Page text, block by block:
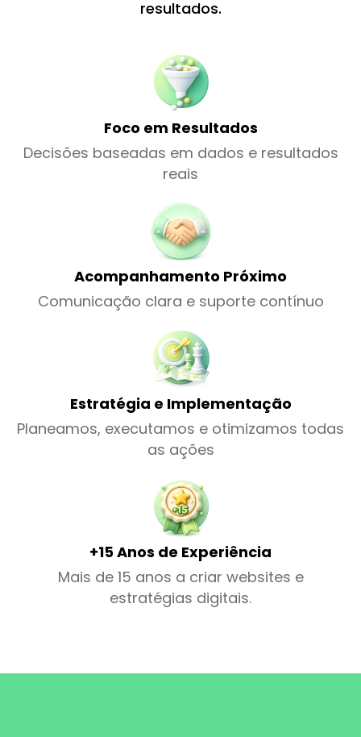
resultados.
Foco em Resultados
Decisões baseadas em dados e resultados
reais
Acompanhamento Próximo
Comunicação clara e suporte contínuo
Estratégia e Implementação
Planeamos, executamos e otimizamos todas
as ações
+15 Anos de Experiência
Mais de 15 anos a criar websites e
estratégias digitais.